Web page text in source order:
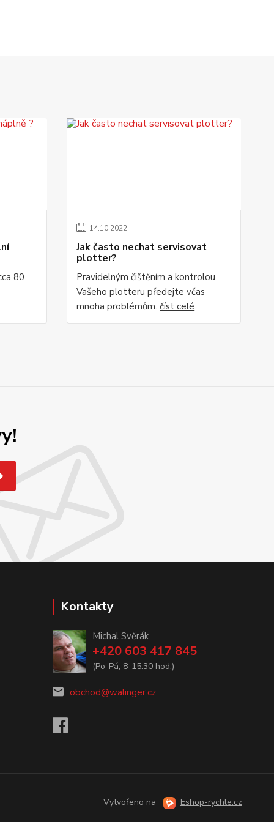
80
14.10.2022
Jak často nechat servisovat
plotter?
Pravidelným čištěním a kontrolou
Vašeho plotteru předejte včas
mnoha problémům.číst celé
Kontakty
Michal Svěrák
+420 603 417 845
(Po-Pá, 8-15:30 hod.)
obchod@walinger.cz
Vytvořeno na Eshop-rychle.cz